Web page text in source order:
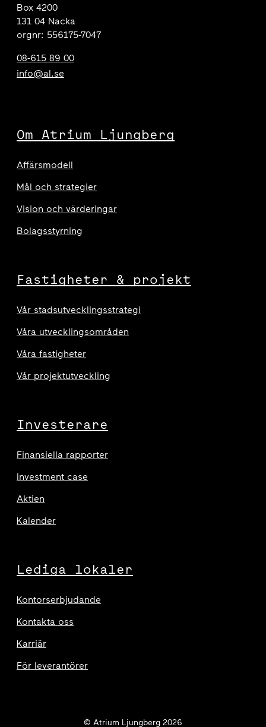
Box 4200
131 04 Nacka
orgnr: 556175-7047
08-615 89 00
info@al.se
Om Atrium Ljungberg
Affärsmodell
Mål och strategier
Vision och värderingar
Bolagsstyrning
Fastigheter & projekt
Vår stadsutvecklingsstrategi
Våra utvecklingsområden
Våra fastigheter
Vår projektutveckling
Investerare
Finansiella rapporter
Investment case
Aktien
Kalender
Lediga lokaler
Kontorserbjudande
Kontakta oss
Karriär
För leverantörer
© Atrium Ljungberg 2026